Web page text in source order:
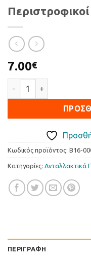
7.00€
Κωδικός προϊόντος: B16-
Κατηγορίες: Ανταλλακτικά
ΠΕΡΙΓΡΑΦΉ